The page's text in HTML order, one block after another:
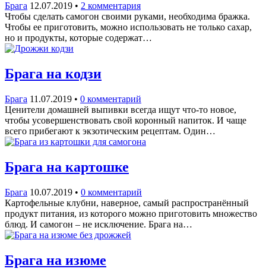
Брага 12.07.2019 • 2 комментария
Чтобы сделать самогон своими руками, необходима бражка.
Чтобы ее приготовить, можно использовать не только сахар,
но и продукты, которые содержат…
Брага на кодзи
Брага 11.07.2019 • 0 комментарий
Ценители домашней выпивки всегда ищут что-то новое,
чтобы усовершенствовать свой коронный напиток. И чаще
всего прибегают к экзотическим рецептам. Один…
Брага на картошке
Брага 10.07.2019 • 0 комментарий
Картофельные клубни, наверное, самый распространённый
продукт питания, из которого можно приготовить множество
блюд. И самогон – не исключение. Брага на…
Брага на изюме